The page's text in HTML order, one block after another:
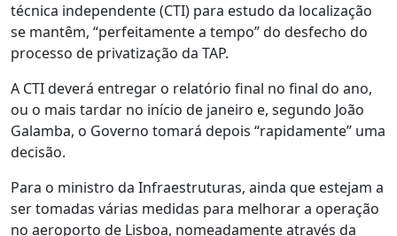
técnica independente (CTI) para estudo da localização
se mantêm, “perfeitamente a tempo” do desfecho do
processo de privatização da TAP.
A CTI deverá entregar o relatório final no final do ano,
ou o mais tardar no início de janeiro e, segundo João
Galamba, o Governo tomará depois “rapidamente” uma
decisão.
Para o ministro da Infraestruturas, ainda que estejam a
ser tomadas várias medidas para melhorar a operação
no aeroporto de Lisboa, nomeadamente através da